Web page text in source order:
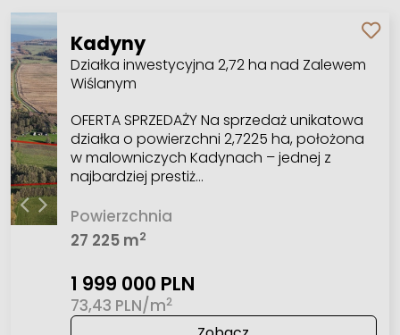
Kadyny
Działka inwestycyjna 2,72 ha nad Zalewem
Wiślanym
OFERTA SPRZEDAŻY Na sprzedaż unikatowa
działka o powierzchni 2,7225 ha, położona
w malowniczych Kadynach – jednej z
najbardziej prestiż…
Powierzchnia
27 225 m2
1 999 000 PLN
73,43 PLN/m2